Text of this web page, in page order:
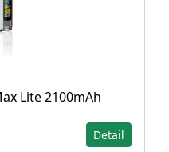
Lite 2100mAh
Detail